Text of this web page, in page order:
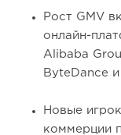
Рост GMV
онлайн-
Alibaba
ByteDance
Новые
коммерции